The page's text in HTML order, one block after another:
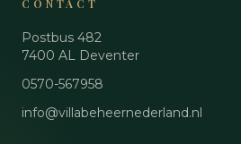
CONTACT
Postbus 482
7400 AL Deventer
0570-567958
info@villabeheernederland.nl